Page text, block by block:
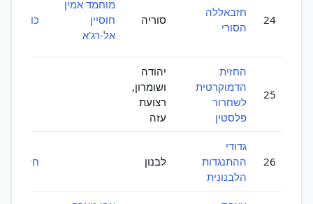
24
חזבאללה
הסורי
סוריה
מוחמד אמין
חוסיין
אל-רג'א
כוח קודס
25
החזית
הדמוקרטית
לשחרור
פלסטין
יהודה
ושומרון,
רצועת
עזה
26
גדודי
ההתנגדות
הלבנונית
לבנון